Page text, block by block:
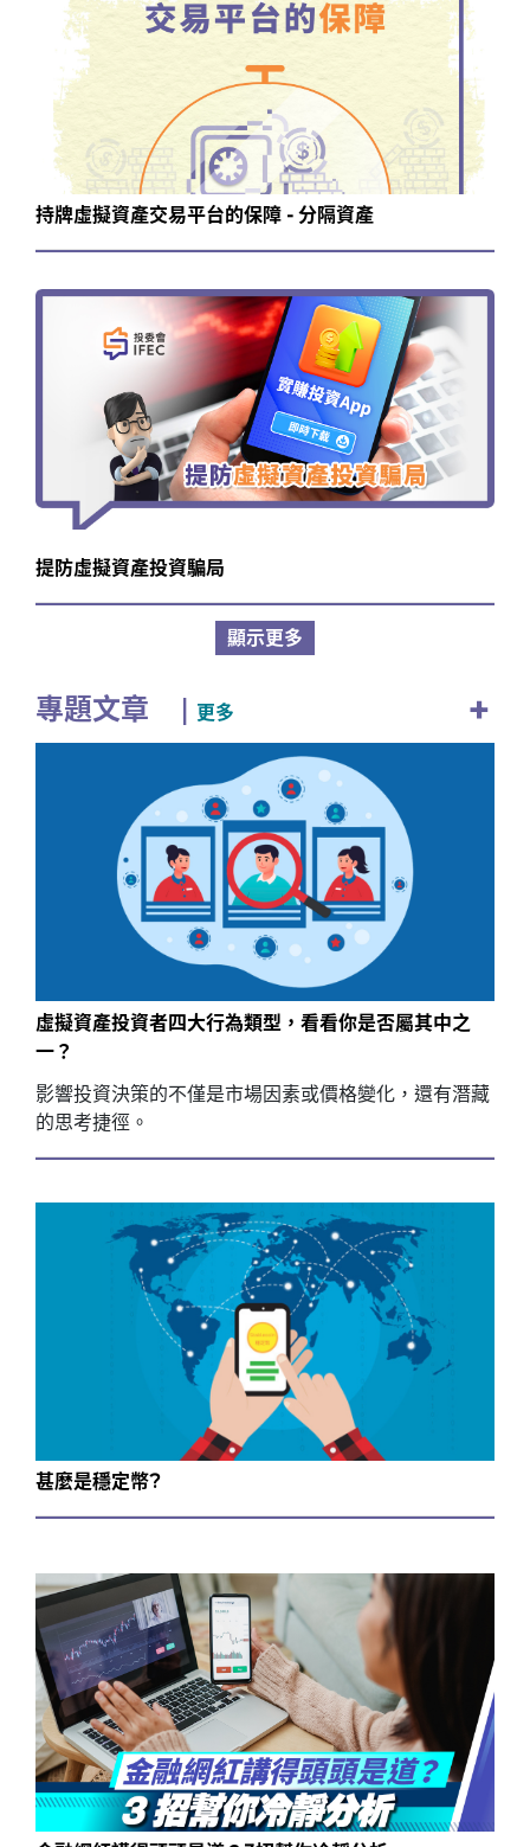
持牌虛擬資產交易平台的保障 - 分隔資產
提防虛擬資產投資騙局
顯示更多
專題文章 +
| 更多
虛擬資產投資者四大行為類型，看看你是否屬其中之
一？
影響投資決策的不僅是市場因素或價格變化，還有潛藏
的思考捷徑。
甚麼是穩定幣?